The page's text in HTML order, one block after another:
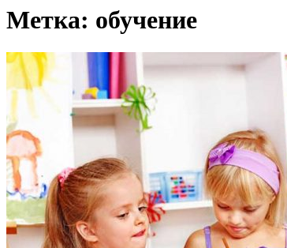
Метка: обучение